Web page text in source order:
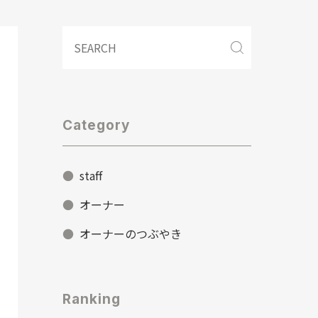
Category
staff
オーナー
オーナーのつぶやき
Ranking